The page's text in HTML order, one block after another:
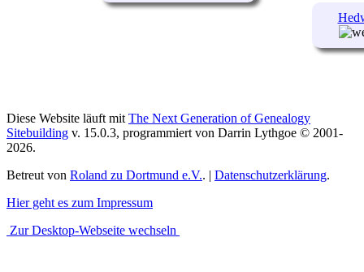
Diese Website läuft mit The Next Generation of Genealogy
Sitebuilding v. 15.0.3, programmiert von Darrin Lythgoe © 2001-
2026.
Betreut von Roland zu Dortmund e.V.. | Datenschutzerklärung.
Hier geht es zum Impressum
Zur Desktop-Webseite wechseln